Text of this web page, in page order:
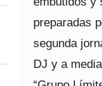
preparadas
segunda
DJ y a